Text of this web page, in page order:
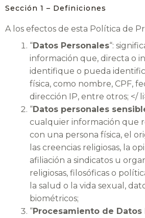
Sección 1 – Definiciones
A los efectos de esta Política de
“Datos Personales“:
información que, directa o
identifique o pueda
física, como nombre, CPF,
dirección IP, entre otros; </
“Datos personales
cualquier información que
con una persona física, el
las creencias religiosas, la
afiliación a sindicatos u
religiosas, filosóficas o
la salud o la vida sexual,
biométricos;
“Procesamiento de Datos